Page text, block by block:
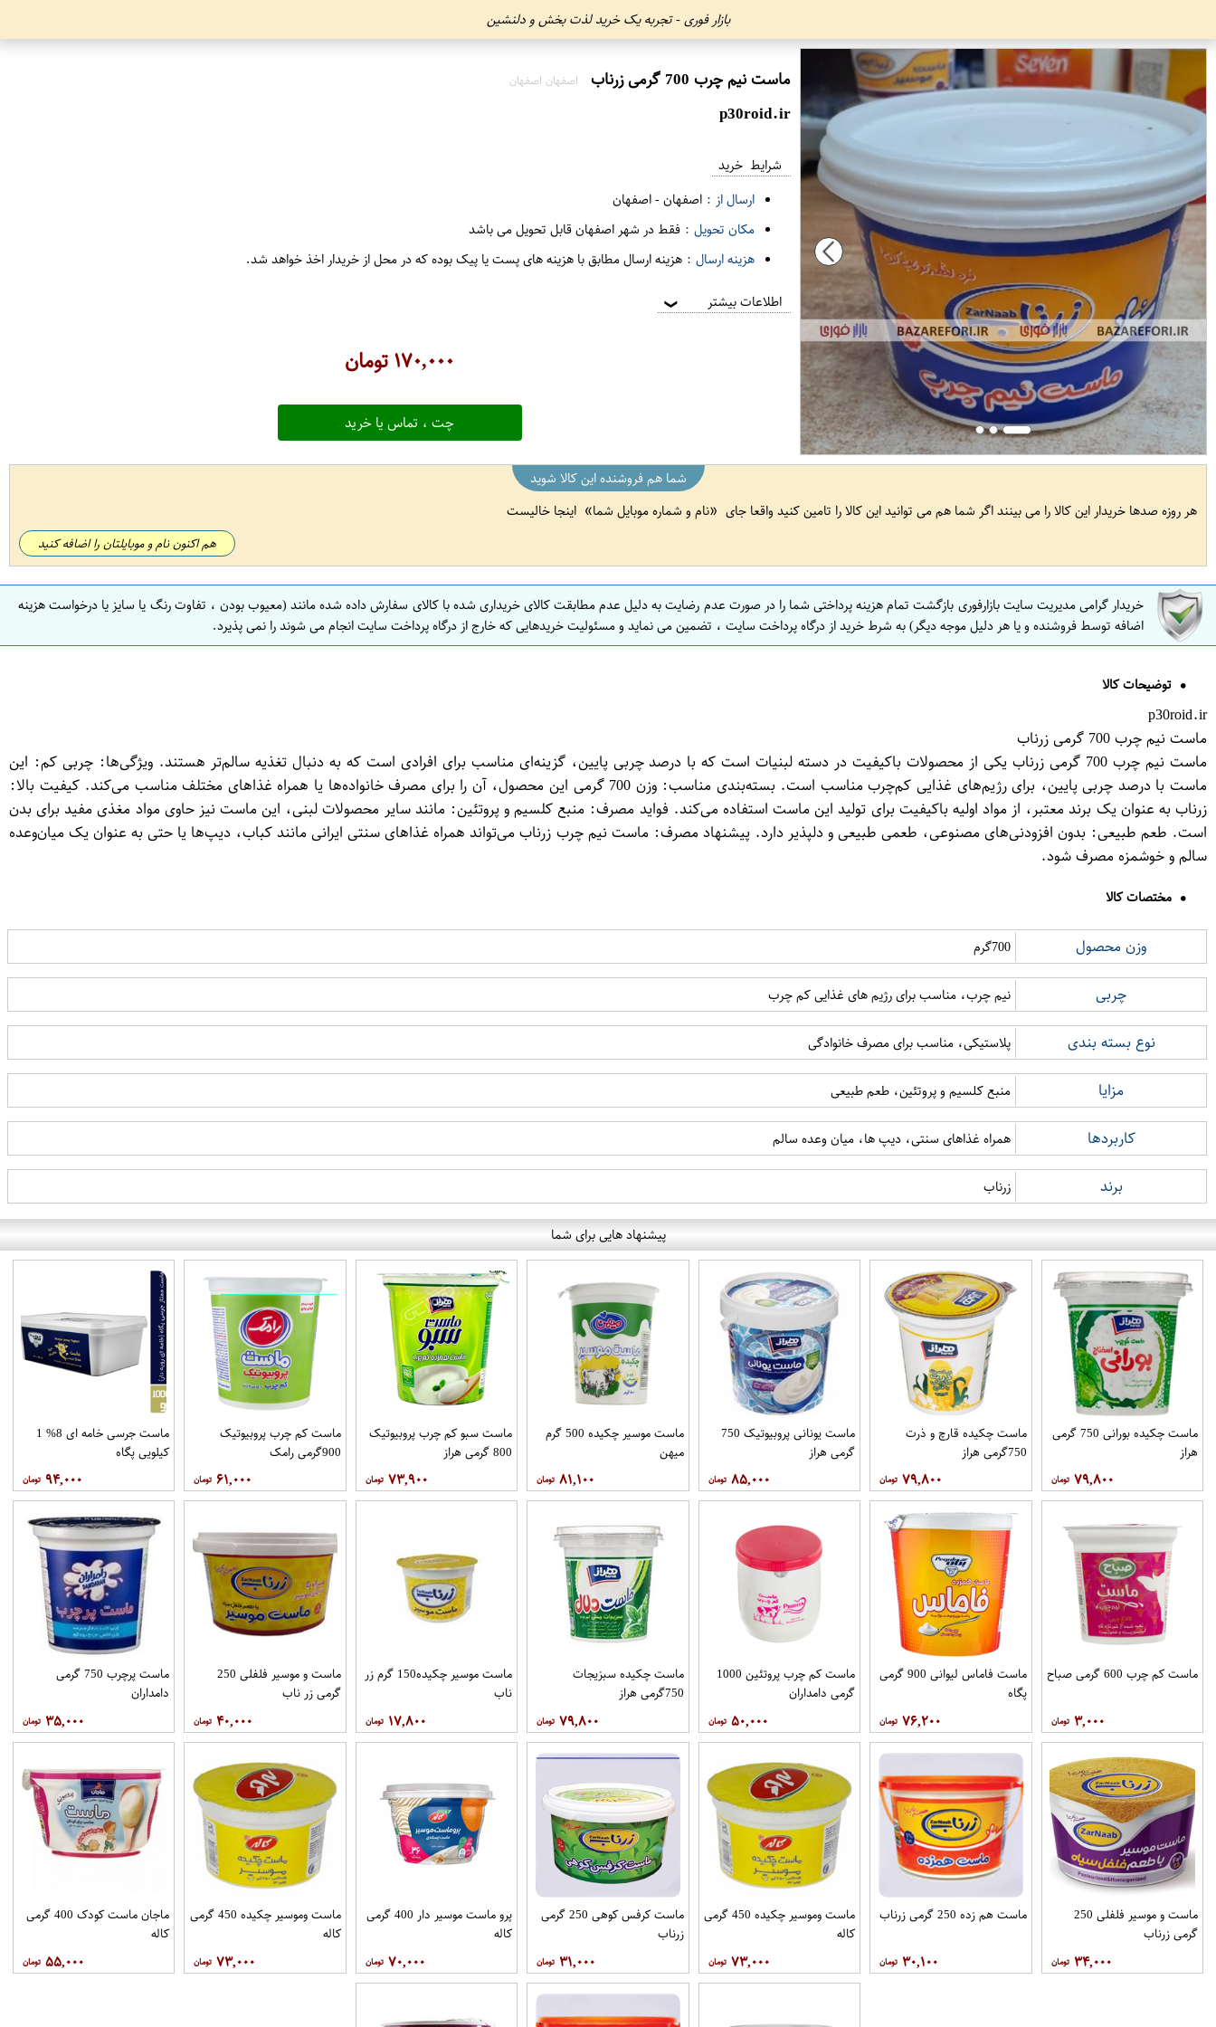
بازار فوری - تجربه یک خرید لذت بخش و دلنشین
ماست نیم چرب 700 گرمی زرناب اصفهان اصفهان
p30roid.ir
شرایط خرید
ارسال از : اصفهان-اصفهان
مکان تحویل : فقط در شهر اصفهان قابل تحویل می باشد
هزینه ارسال : هزینه ارسال مطابق با هزینه های پست یا پیک بوده که در محل از خریدار اخذ خواهد شد.
اطلاعات بیشتر ❯
۱۷۰,۰۰۰تومان
چت ، تماس یا خرید
شما هم فروشنده این کالا شوید
هر روزه صدها خریدار این کالا را می بینند اگر شما هم می توانید این کالا را تامین کنید واقعا جای
نام و شماره موبایل شما اینجا خالیست
هم اکنون نام و موبایلتان را اضافه کنید
خریدار گرامی مدیریت سایت بازارفوری بازگشت تمام هزینه پرداختی شما را در صورت عدم رضایت به دلیل عدم مطابقت کالای خریداری شده با کالای سفارش داده شده مانند (معیوب بودن ، تفاوت رنگ یا سایز یا درخواست هزینه
اضافه توسط فروشنده و یا هر دلیل موجه دیگر) به شرط خرید از درگاه پرداخت سایت ، تضمین می نماید و مسئولیت خریدهایی که خارج از درگاه پرداخت سایت انجام می شوند را نمی پذیرد.
توضیحات کالا
p30roid.ir
ماست نیم چرب 700 گرمی زرناب
ماست نیم چرب 700 گرمی زرناب یکی از محصولات باکیفیت در دسته لبنیات است که با درصد چربی پایین، گزینه‌ای مناسب برای افرادی است که به دنبال تغذیه سالم‌تر هستند. ویژگی‌ها: چربی کم: این
ماست با درصد چربی پایین، برای رژیم‌های غذایی کم‌چرب مناسب است. بسته‌بندی مناسب: وزن 700 گرمی این محصول، آن را برای مصرف خانواده‌ها یا همراه غذاهای مختلف مناسب می‌کند. کیفیت بالا:
زرناب به عنوان یک برند معتبر، از مواد اولیه باکیفیت برای تولید این ماست استفاده می‌کند. فواید مصرف: منبع کلسیم و پروتئین: مانند سایر محصولات لبنی، این ماست نیز حاوی مواد مغذی مفید برای بدن
است. طعم طبیعی: بدون افزودنی‌های مصنوعی، طعمی طبیعی و دلپذیر دارد. پیشنهاد مصرف: ماست نیم چرب زرناب می‌تواند همراه غذاهای سنتی ایرانی مانند کباب، دیپ‌ها یا حتی به عنوان یک میان‌وعده
سالم و خوشمزه مصرف شود.
مختصات کالا
وزن محصول 700گرم
چربی نیم چرب، مناسب برای رژیم های غذایی کم چرب
نوع بسته بندی پلاستیکی، مناسب برای مصرف خانوادگی
مزایا منبع کلسیم و پروتئین، طعم طبیعی
کاربردها همراه غذاهای سنتی، دیپ ها، میان وعده سالم
برند زرناب
پیشنهاد هایی برای شما
ماست چکیده بورانی 750 گرمی
هراز
۷۹,۸۰۰
ماست چکیده قارچ و ذرت
750گرمی هراز
۷۹,۸۰۰
ماست یونانی پروبیوتیک 750
گرمی هراز
۸۵,۰۰۰
ماست موسیر چکیده 500 گرم
میهن
۸۱,۱۰۰
ماست سبو کم چرب پروبیوتیک
800 گرمی هراز
۷۳,۹۰۰
ماست کم چرب پروبیوتیک
900گرمی رامک
۶۱,۰۰۰
ماست جرسی خامه ای 8% 1
کیلویی پگاه
۹۴,۰۰۰
ماست کم چرب 600 گرمی صباح
۳,۰۰۰
ماست فاماس لیوانی 900 گرمی
پگاه
۷۶,۲۰۰
ماست کم چرب پروتئین 1000
گرمی دامداران
۵۰,۰۰۰
ماست چکیده سبزیجات
750گرمی هراز
۷۹,۸۰۰
ماست موسیر چکیده150 گرم زر
ناب
۱۷,۸۰۰
ماست و موسیر فلفلی 250
گرمی زر ناب
۴۰,۰۰۰
ماست پرچرب 750 گرمی
دامداران
۳۵,۰۰۰
ماست و موسیر فلفلی 250
گرمی زرناب
۳۴,۰۰۰
ماست هم زده 250 گرمی زرناب
۳۰,۱۰۰
ماست وموسیر چکیده 450 گرمی
کاله
۷۳,۰۰۰
ماست کرفس کوهی 250 گرمی
زرناب
۳۱,۰۰۰
پرو ماست موسیر دار 400 گرمی
کاله
۷۰,۰۰۰
ماست وموسیر چکیده 450 گرمی
کاله
۷۳,۰۰۰
ماجان ماست کودک 400 گرمی
کاله
۵۵,۰۰۰